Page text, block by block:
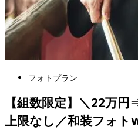
フォトプラン
【組数限定】＼22万
上限なし／和装フォ